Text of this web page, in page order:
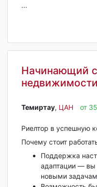
...
Начинающий
Темиртау‎, ЦАН от
Риелтор в успешную
Почему стоит
Поддержка
адаптации — вы
новыми